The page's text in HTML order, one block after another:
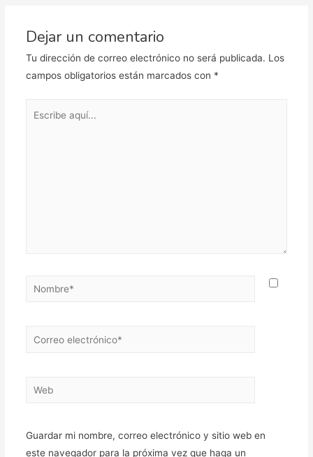
Dejar un comentario
Tu dirección de correo electrónico no será publicada. Los
campos obligatorios están marcados con *
Nombre*
Correo
Web
Guardar mi nombre, correo electrónico y sitio web en
este navegador para la próxima vez que haga un